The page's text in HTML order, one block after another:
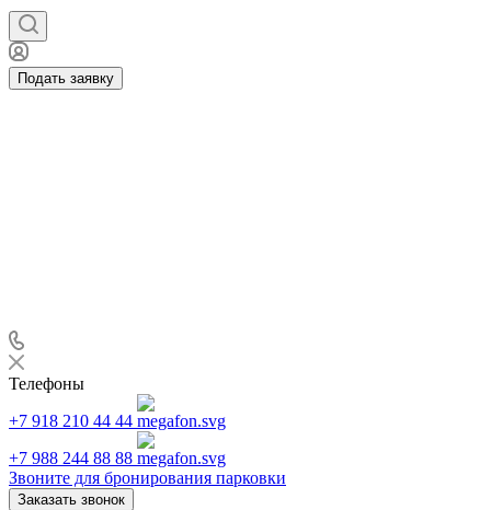
Подать заявку
Телефоны
+7 918 210 44 44
+7 988 244 88 88
Звоните для бронирования парковки
Заказать звонок